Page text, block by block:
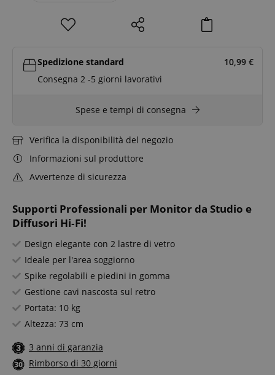
Supporti Professionali per Monitor da Studio e
Diffusori Hi‑Fi!
Design elegante con 2 lastre di vetro
Ideale per l'area soggiorno
Spike regolabili e piedini in gomma
Gestione cavi nascosta sul retro
Portata: 10 kg
Altezza: 73 cm
3 anni di garanzia
Rimborso di 30 giorni
Spedizione standard 10,99 €
Consegna 2 -5 giorni lavorativi
Spese e tempi di consegna
Verifica la disponibilità del negozio
Informazioni sul produttore
Avvertenze di sicurezza